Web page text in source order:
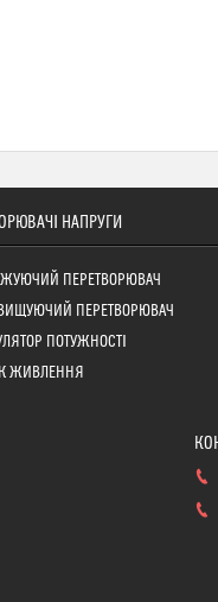
НАПРУГИ
ПЕРЕТВОРЮВАЧ
ПЕРЕТВОРЮВАЧ
ПОТУЖНОСТІ
ЖИВЛЕННЯ